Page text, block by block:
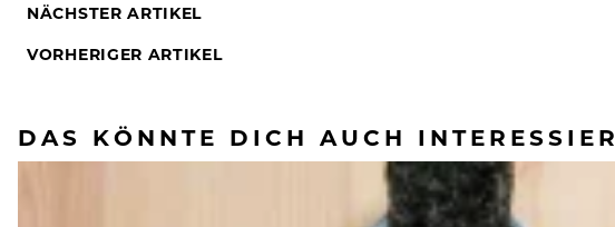
NÄCHSTER ARTIKEL
VORHERIGER ARTIKEL
DAS KÖNNTE DICH AUCH